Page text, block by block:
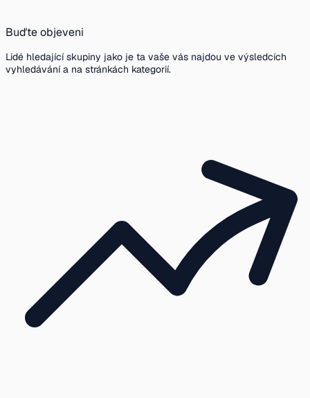
Buďte objeveni
Lidé hledající skupiny jako je ta vaše vás najdou ve výsledcích
vyhledávání a na stránkách kategorií.